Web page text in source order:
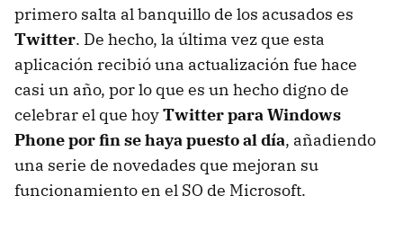
primero salta al banquillo de los acusados es
Twitter. De hecho, la última vez que esta
aplicación recibió una actualización fue hace
casi un año, por lo que es un hecho digno de
celebrar el que hoyTwitter para Windows
Phone por fin se haya puesto al día, añadiendo
una serie de novedades que mejoran su
funcionamiento en el SO de Microsoft.